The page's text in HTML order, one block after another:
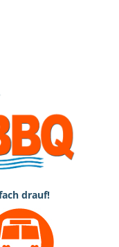
drauf!